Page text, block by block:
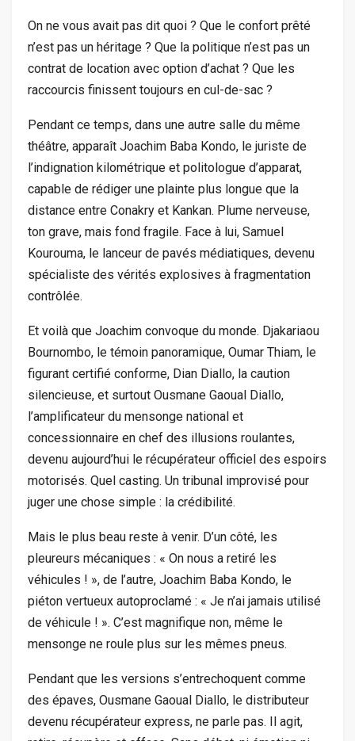
On ne vous avait pas dit quoi ? Que le confort prêté
n’est pas un héritage ? Que la politique n’est pas un
contrat de location avec option d’achat ? Que les
raccourcis finissent toujours en cul-de-sac ?
Pendant ce temps, dans une autre salle du même
théâtre, apparaît Joachim Baba Kondo, le juriste de
l’indignation kilométrique et politologue d’apparat,
capable de rédiger une plainte plus longue que la
distance entre Conakry et Kankan. Plume nerveuse,
ton grave, mais fond fragile. Face à lui, Samuel
Kourouma, le lanceur de pavés médiatiques, devenu
spécialiste des vérités explosives à fragmentation
contrôlée.
Et voilà que Joachim convoque du monde. Djakariaou
Bournombo, le témoin panoramique, Oumar Thiam, le
figurant certifié conforme, Dian Diallo, la caution
silencieuse, et surtout Ousmane Gaoual Diallo,
l’amplificateur du mensonge national et
concessionnaire en chef des illusions roulantes,
devenu aujourd’hui le récupérateur officiel des espoirs
motorisés. Quel casting. Un tribunal improvisé pour
juger une chose simple : la crédibilité.
Mais le plus beau reste à venir. D’un côté, les
pleureurs mécaniques : « On nous a retiré les
véhicules ! », de l’autre, Joachim Baba Kondo, le
piéton vertueux autoproclamé : « Je n’ai jamais utilisé
de véhicule ! ». C’est magnifique non, même le
mensonge ne roule plus sur les mêmes pneus.
Pendant que les versions s’entrechoquent comme
des épaves, Ousmane Gaoual Diallo, le distributeur
devenu récupérateur express, ne parle pas. Il agit,